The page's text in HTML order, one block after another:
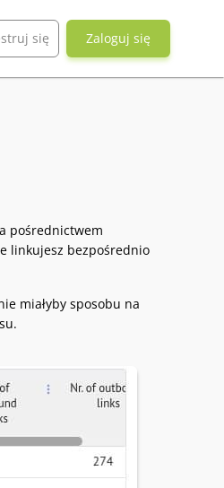
się Zaloguj się
pośrednictwem
linkujesz bezpośrednio
miałyby sposobu na